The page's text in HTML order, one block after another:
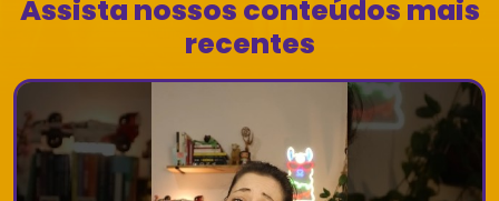
Assista nossos conteúdos mais
recentes